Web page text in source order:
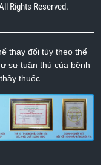
Rights Reserved.
thay đổi tùy theo thể
sự tuân thủ của bệnh
thuốc.